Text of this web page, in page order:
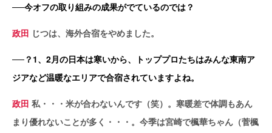
──今オフの取り組みの成果がでているのでは？
政田 じつは、海外合宿をやめました。
──？1、2月の日本は寒いから、トッププロたちはみんな東南ア
ジアなど温暖なエリアで合宿されていますよね。
政田 私・・・米が合わないんです（笑）。寒暖差で体調もあん
まり優れないことが多く・・・。今季は宮崎で楓華ちゃん（菅楓